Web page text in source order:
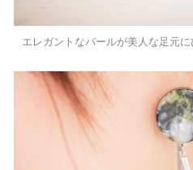
エレガントなパールが美人な足元